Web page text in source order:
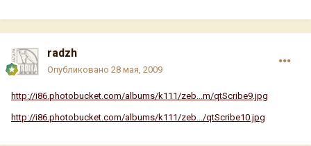
radzh
Опубликовано 28 мая, 2009
http://i86.photobucket.com/albums/k111/zeb...m/qtScribe9.jpg
http://i86.photobucket.com/albums/k111/zeb.../qtScribe10.jpg